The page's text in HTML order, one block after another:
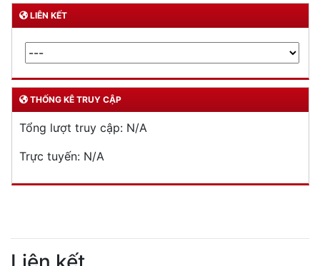
LIÊN KẾT
THỐNG KÊ TRUY CẬP
Tổng lượt truy cập: N/A
Trực tuyến: N/A